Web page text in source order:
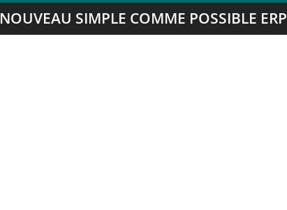
NOUVEAU SIMPLE COMME POSSIBLE ERP